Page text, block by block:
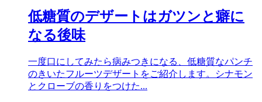
低糖質のデザートはガツンと癖に
なる後味
一度口にしてみたら病みつきになる、低糖質なパンチ
のきいたフルーツデザートをご紹介します。シナモン
とクローブの香りをつけた...